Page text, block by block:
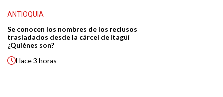
ANTIOQUIA
Se conocen los nombres de los reclusos
trasladados desde la cárcel de Itagüí
¿Quiénes son?
Hace3 horas